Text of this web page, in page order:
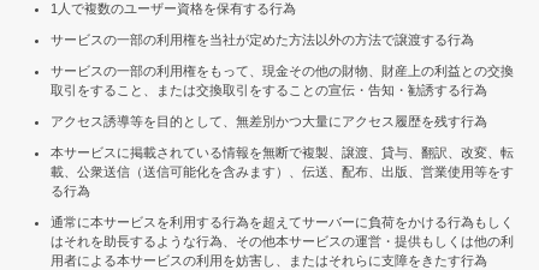
1人で複数のユーザー資格を保有する行為
サービスの一部の利用権を当社が定めた方法以外の方法で譲渡する行為
サービスの一部の利用権をもって、現金その他の財物、財産上の利益との交換
取引をすること、または交換取引をすることの宣伝・告知・勧誘する行為
アクセス誘導等を目的として、無差別かつ大量にアクセス履歴を残す行為
本サービスに掲載されている情報を無断で複製、譲渡、貸与、翻訳、改変、転
載、公衆送信（送信可能化を含みます）、伝送、配布、出版、営業使用等をす
る行為
通常に本サービスを利用する行為を超えてサーバーに負荷をかける行為もしく
はそれを助長するような行為、その他本サービスの運営・提供もしくは他の利
用者による本サービスの利用を妨害し、またはそれらに支障をきたす行為